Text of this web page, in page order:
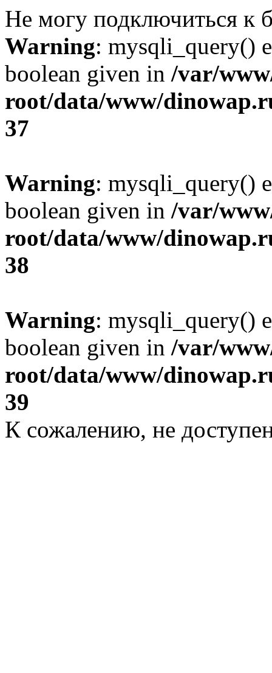
Не могу подключиться к
Warning: mysqli_query()
boolean given in /var/
root/data/www/
37
Warning: mysqli_query()
boolean given in /var/
root/data/www/
38
Warning: mysqli_query()
boolean given in /var/
root/data/www/
39
К сожалению, не